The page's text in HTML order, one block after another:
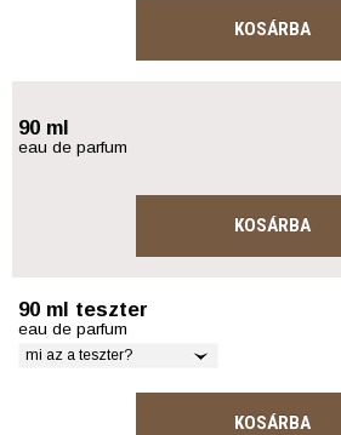
KOSÁRBA
90 ml
eau de parfum
KOSÁRBA
90 ml teszter
eau de parfum
mi az a teszter?
KOSÁRBA